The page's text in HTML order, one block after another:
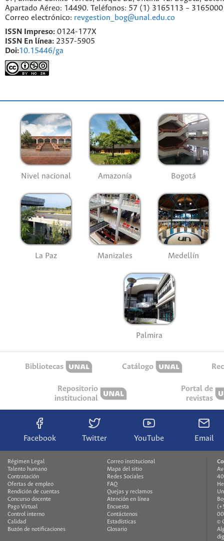
Apartado Aéreo: 14490. Teléfonos: 57 (1) 3165113 –
Correo electrónico: revgestion_bog@unal.edu.co
ISSN Impreso: 0124-177X
ISSN En línea: 2357-5905
Doi:10.15446/ga
Nivel nacional Amazonía Bogotá
La Paz Manizales Medellín
Palmira
Bibliotecas Catálogo
Repositorio
institucional
Portal de
revistas
Facebook Twitter YouTube Email
Régimen Legal
Talento humano
Contratación
Ofertas de empleo
Rendición de cuentas
Concurso docente
Pago Virtual
Control interno
Calidad
Buzón de notificaciones
Correo institucional
Mapa del sitio
Redes Sociales
FAQ
Quejas y reclamos
Atención en línea
Encuesta
Contáctenos
Estadísticas
Glosario
©